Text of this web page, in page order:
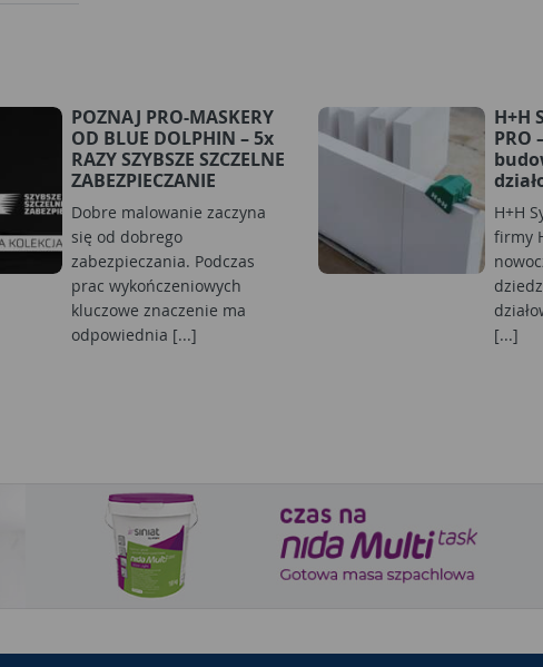
POZNAJ PRO-MASKERY
OD BLUE DOLPHIN – 5x
RAZY SZYBSZE SZCZELNE
ZABEZPIECZANIE
Dobre malowanie zaczyna
się od dobrego
zabezpieczania. Podczas
prac wykończeniowych
kluczowe znaczenie ma
odpowiednia [...]
H+H
PRO
H+H
firmy
[...]